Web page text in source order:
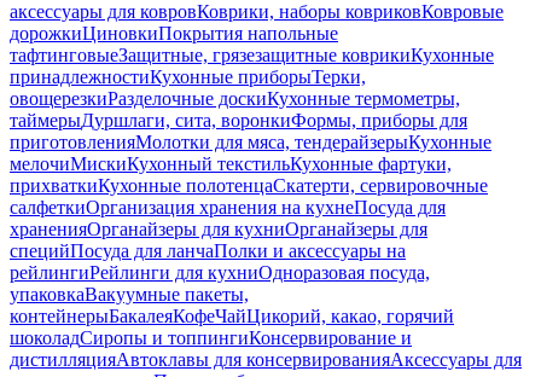
аксессуары для ковровКоврики, наборы ковриковКовровые
дорожкиЦиновкиПокрытия напольные
тафтинговыеЗащитные, грязезащитные коврикиКухонные
принадлежностиКухонные приборыТерки,
овощерезкиРазделочные доскиКухонные термометры,
таймерыДуршлаги, сита, воронкиФормы, приборы для
приготовленияМолотки для мяса, тендерайзерыКухонные
мелочиМискиКухонный текстильКухонные фартуки,
прихваткиКухонные полотенцаСкатерти, сервировочные
салфеткиОрганизация хранения на кухнеПосуда для
храненияОрганайзеры для кухниОрганайзеры для
специйПосуда для ланчаПолки и аксессуары на
рейлингиРейлинги для кухниОдноразовая посуда,
упаковкаВакуумные пакеты,
контейнерыБакалеяКофеЧайЦикорий, какао, горячий
шоколадСиропы и топпингиКонсервирование и
дистилляцияАвтоклавы для консервированияАксессуары для